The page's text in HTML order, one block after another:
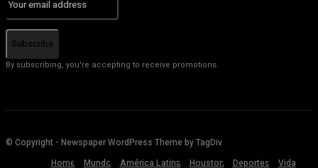
Subscribe
By subscribing, you're accepting to receive promotions.
© Copyright - Newspaper WordPress Theme by TagDiv
Home
Mundo América Latina Houston Deportes Vida